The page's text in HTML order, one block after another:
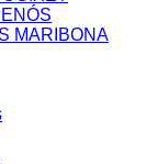
MARIBONA